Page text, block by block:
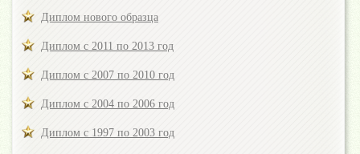
Диплом нового образца
Диплом с 2011 по 2013 год
Диплом с 2007 по 2010 год
Диплом с 2004 по 2006 год
Диплом с 1997 по 2003 год